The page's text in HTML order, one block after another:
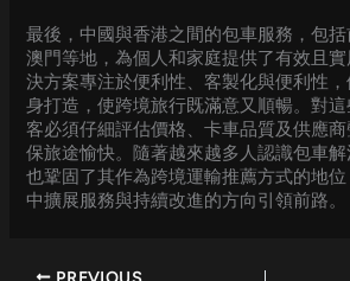
最後，中國與香港之間的包車服務，包括
澳門等地，為個人和家庭提供了有效且
決方案專注於便利性、客製化與便利性
身打造，使跨境旅行既滿意又順暢。對
客必須仔細評估價格、卡車品質及供應
保旅途愉快。隨著越來越多人認識包車
也鞏固了其作為跨境運輸推薦方式的地
中擴展服務與持續改進的方向引領前路。
PREVIOUS